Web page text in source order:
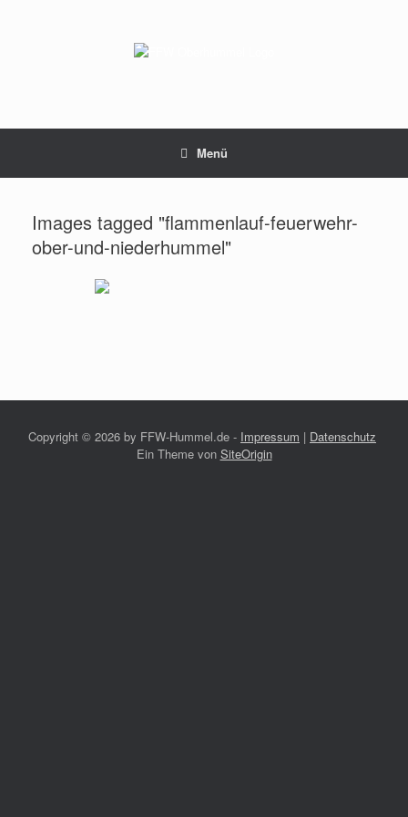
Menü
Images tagged "flammenlauf-feuerwehr-
ober-und-niederhummel"
Copyright © 2026 by FFW-Hummel.de - Impressum | Datenschutz
Ein Theme von SiteOrigin